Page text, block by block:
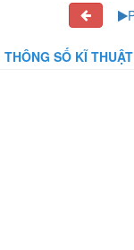
THÔNG SỐ KĨ THUẬT